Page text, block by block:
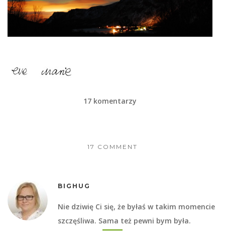
17 komentarzy
17 COMMENT
BIGHUG
Nie dziwię Ci się, że byłaś w takim momencie
szczęśliwa. Sama też pewni bym była.